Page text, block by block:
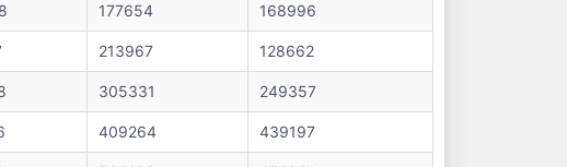
177654 168996
213967 128662
305331 249357
409264 439197